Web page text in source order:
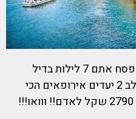
מורים בקהל? פסח!! בחופשת פסח אתם 7 לילות בדיל
מטורף של החיים שלכם המשלב 2 יעדים אירופאים הכי